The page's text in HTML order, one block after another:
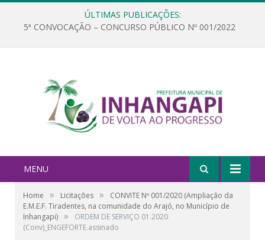
ÚLTIMAS PUBLICAÇÕES:
5ª CONVOCAÇÃO – CONCURSO PÚBLICO Nº 001/2022
MENU
Home » Licitações »
CONVITE Nº 001/2020 (Ampliação da
E.M.E.F. Tiradentes, na comunidade do Arajó, no Município de
Inhangapi) »
ORDEM DE SERVIÇO 01.2020
(Conv)_ENGEFORTE.assinado